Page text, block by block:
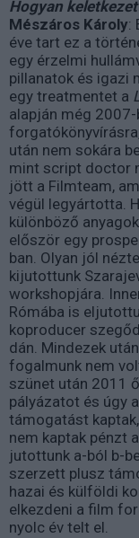
Hogyan
Mészáros Károly:
éve tart ez a
egy érzelmi
pillanatok és igazi
egy treatmentet a
alapján még
után nem sokára
mint script doctor
jött a Filmteam,
végül legyártotta.
különböző
először egy
ban. Olyan jól
kijutottunk
workshopjára.
Rómába is
koproducer
dán. Mindezek
fogalmunk nem
szünet után 2011
pályázatot és úgy
támogatást
nem kaptak pénzt
jutottunk a-ból b-
szerzett plusz
hazai és külföldi
elkezdeni a film
nyolc év telt el.